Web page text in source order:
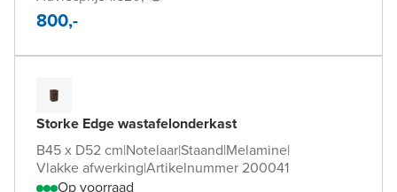
800,-
Storke Edge wastafelonderkast
B45 x D52 cm|Notelaar|Staand|Melamine|
Vlakke afwerking|Artikelnummer 200041
Op voorraad